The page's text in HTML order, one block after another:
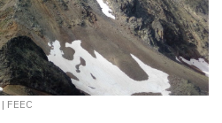
| FEEC